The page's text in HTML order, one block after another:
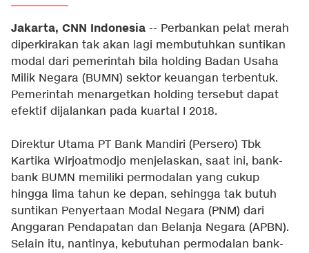
Jakarta, CNN Indonesia -- Perbankan pelat merah
diperkirakan tak akan lagi membutuhkan suntikan
modal dari pemerintah bila holding Badan Usaha
Milik Negara (BUMN) sektor keuangan terbentuk.
Pemerintah menargetkan holding tersebut dapat
efektif dijalankan pada kuartal I 2018.
Direktur Utama PT Bank Mandiri (Persero) Tbk
Kartika Wirjoatmodjo menjelaskan, saat ini, bank-
bank BUMN memiliki permodalan yang cukup
hingga lima tahun ke depan, sehingga tak butuh
suntikan Penyertaan Modal Negara (PNM) dari
Anggaran Pendapatan dan Belanja Negara (APBN).
Selain itu, nantinya, kebutuhan permodalan bank-